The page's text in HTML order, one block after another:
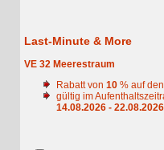
Last-Minute & More
VE 32 Meerestraum
Rabatt von10% auf den
gültig im Aufenthaltszeitraum:
14.08.2026 - 22.08.2026